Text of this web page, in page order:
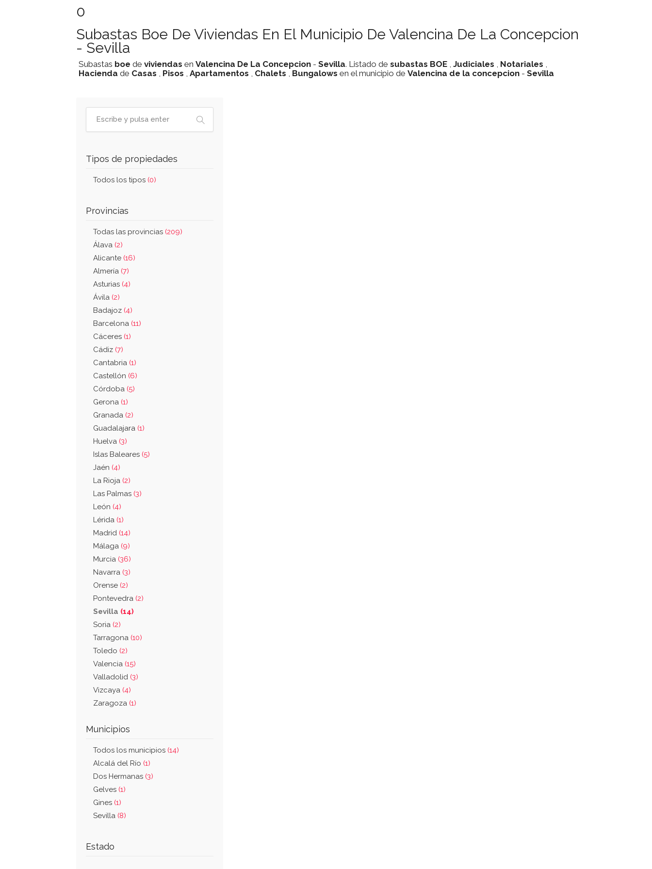
0
Subastas Boe De Viviendas En El Municipio De Valencina De La Concepcion
- Sevilla
Subastas boe de viviendas en Valencina De La Concepcion - Sevilla. Listado de subastas BOE , Judiciales , Notariales ,
Hacienda de Casas , Pisos , Apartamentos , Chalets , Bungalows en el municipio de Valencina de la concepcion - Sevilla
Tipos de propiedades
Todos los tipos (0)
Provincias
Todas las provincias (209)
Álava (2)
Alicante (16)
Almería (7)
Asturias (4)
Ávila (2)
Badajoz (4)
Barcelona (11)
Cáceres (1)
Cádiz (7)
Cantabria (1)
Castellón (6)
Córdoba (5)
Gerona (1)
Granada (2)
Guadalajara (1)
Huelva (3)
Islas Baleares (5)
Jaén (4)
La Rioja (2)
Las Palmas (3)
León (4)
Lérida (1)
Madrid (14)
Málaga (9)
Murcia (36)
Navarra (3)
Orense (2)
Pontevedra (2)
Sevilla (14)
Soria (2)
Tarragona (10)
Toledo (2)
Valencia (15)
Valladolid (3)
Vizcaya (4)
Zaragoza (1)
Municipios
Todos los municipios (14)
Alcalá del Río (1)
Dos Hermanas (3)
Gelves (1)
Gines (1)
Sevilla (8)
Estado